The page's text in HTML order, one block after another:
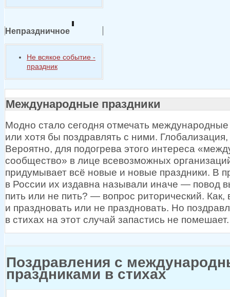
Непраздничное
Не всякое событие -
праздник
Международные праздники
Модно стало сегодня отмечать международные
или хотя бы поздравлять с ними.
Вероятно, для подогрева этого интереса
сообщество» в лице всевозможных
придумывает всё новые и новые праздники. В
в России их издавна называли иначе — повод
пить или не пить? — вопрос риторический. Как,
и праздновать или не праздновать. Но
в стихах на этот случай запастись не помешает.
Поздравления с
праздниками в стихах